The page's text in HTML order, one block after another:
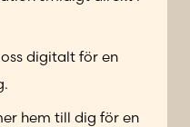
digitalt för en
hem till dig för en